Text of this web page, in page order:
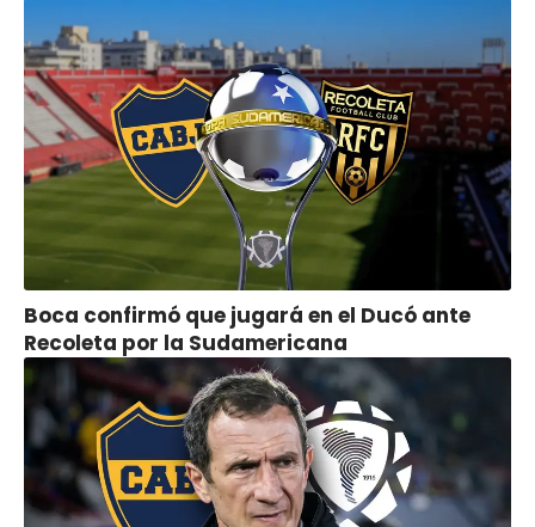
Boca confirmó que jugará en el Ducó ante
Recoleta por la Sudamericana